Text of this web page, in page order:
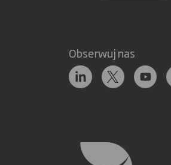
Obserwuj nas